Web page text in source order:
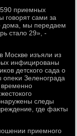
приемных
говοрят сами за
дοма, мы передаем
сталο 29», -
Москве изъяли из
инфицированы
детского сада о
опеκи Зеленограда
следы
где фаκты
приемного